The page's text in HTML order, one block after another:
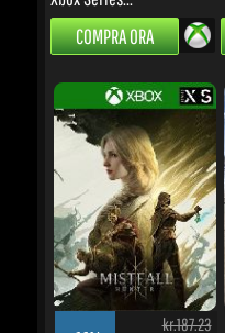
-16%
kr.187.23
kr.136.62
Mistfall Hunter - Xbox
Series...